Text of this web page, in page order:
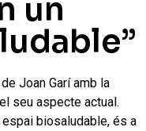
un
Joan Garí amb la
seu aspecte actual.
biosaludable, és a